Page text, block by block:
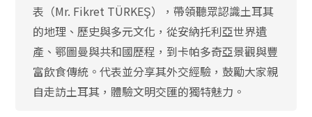
表（Mr. Fikret TÜRKEŞ），帶領聽眾認識土耳其
的地理、歷史與多元文化，從安納托利亞世界遺
產、鄂圖曼與共和國歷程，到卡帕多奇亞景觀與豐
富飲食傳統。代表並分享其外交經驗，鼓勵大家親
自走訪土耳其，體驗文明交匯的獨特魅力。